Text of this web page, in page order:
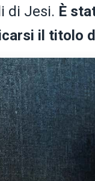
di Jesi. È
il titolo